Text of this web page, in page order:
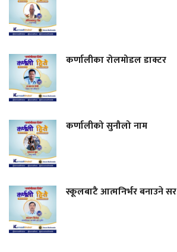
कर्णालीका रोलमोडल डाक्टर
कर्णालीको सुनौलो नाम
स्कूलबाटै आत्मनिर्भर बनाउने सर